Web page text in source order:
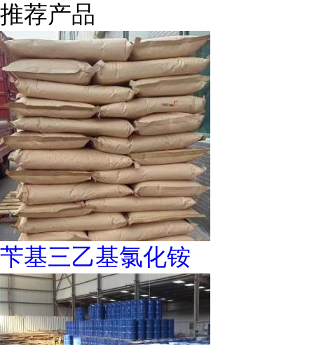
推荐产品
苄基三乙基氯化铵